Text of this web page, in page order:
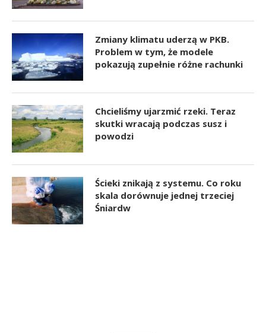
Zmiany klimatu uderzą w PKB.
Problem w tym, że modele
pokazują zupełnie różne rachunki
Chcieliśmy ujarzmić rzeki. Teraz
skutki wracają podczas susz i
powodzi
Ścieki znikają z systemu. Co roku
skala dorównuje jednej trzeciej
Śniardw